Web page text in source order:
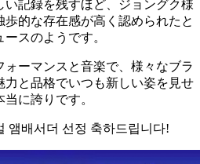
い記録を残すほど、ジョングク様
的な存在感が高く認められたと
スのようです。
ーマンスと音楽で、様々なブラ
力と品格でいつも新しい姿を見せ
に誇りです。